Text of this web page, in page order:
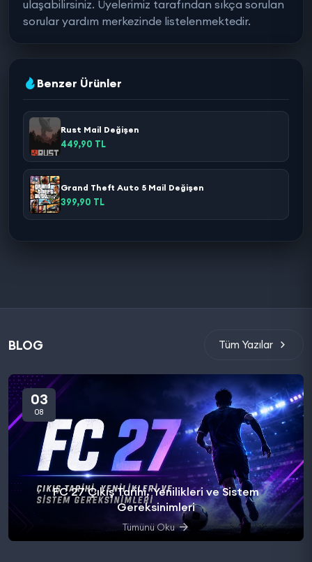
ulaşabilirsiniz. Üyelerimiz tarafından sıkça sorulan
sorular yardım merkezinde listelenmektedir.
Benzer Ürünler
Rust Mail Değişen
449,90 TL
Grand Theft Auto 5 Mail Değişen
399,90 TL
BLOG Tüm Yazılar
03
08
FC 27 Çıkış Tarihi, Yenilikleri ve Sistem
Gereksinimleri
Tümünü Oku